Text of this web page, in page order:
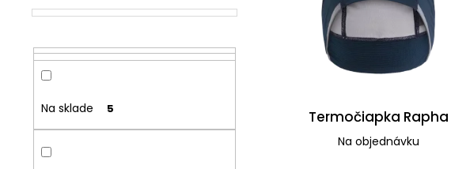
Na sklade 5 Termočiapka Rapha
Na objednávku